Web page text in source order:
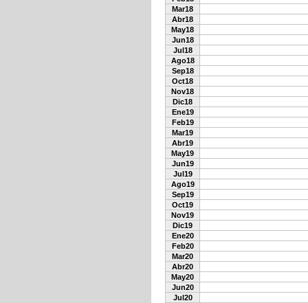
Mar18
Abr18
May18
Jun18
Jul18
Ago18
Sep18
Oct18
Nov18
Dic18
Ene19
Feb19
Mar19
Abr19
May19
Jun19
Jul19
Ago19
Sep19
Oct19
Nov19
Dic19
Ene20
Feb20
Mar20
Abr20
May20
Jun20
Jul20